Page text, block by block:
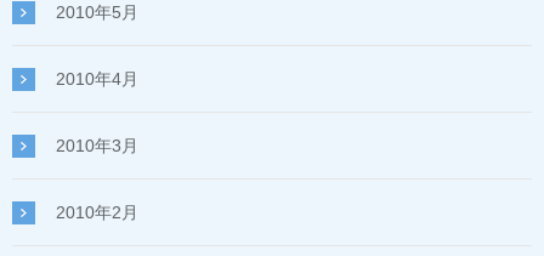
2010年5月
2010年4月
2010年3月
2010年2月